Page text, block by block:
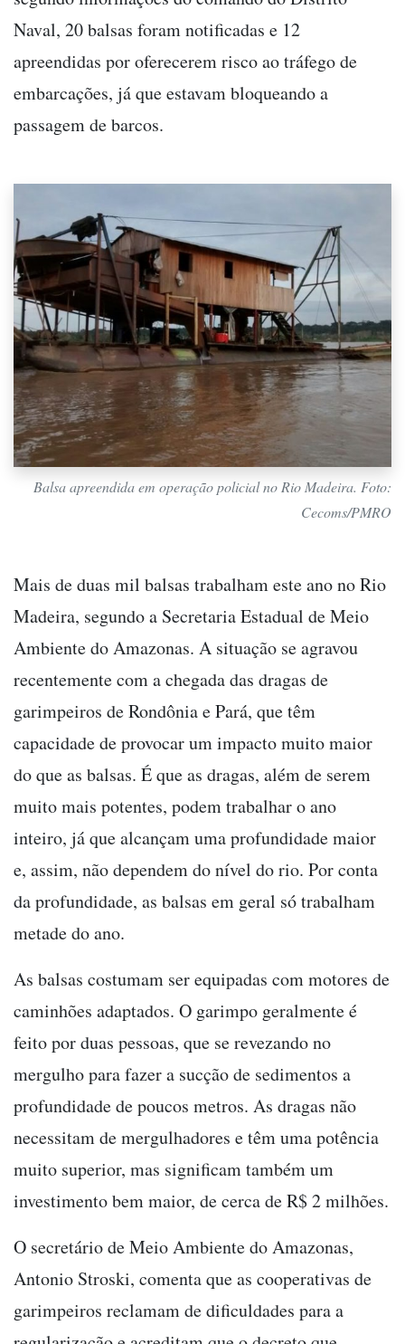
Naval, 20 balsas foram notificadas e 12
apreendidas por oferecerem risco ao tráfego de
embarcações, já que estavam bloqueando a
passagem de barcos.
Balsa apreendida em operação policial no Rio Madeira. Foto:
Cecoms/PMRO
Mais de duas mil balsas trabalham este ano no Rio
Madeira, segundo a Secretaria Estadual de Meio
Ambiente do Amazonas. A situação se agravou
recentemente com a chegada das dragas de
garimpeiros de Rondônia e Pará, que têm
capacidade de provocar um impacto muito maior
do que as balsas. É que as dragas, além de serem
muito mais potentes, podem trabalhar o ano
inteiro, já que alcançam uma profundidade maior
e, assim, não dependem do nível do rio. Por conta
da profundidade, as balsas em geral só trabalham
metade do ano.
As balsas costumam ser equipadas com motores de
caminhões adaptados. O garimpo geralmente é
feito por duas pessoas, que se revezando no
mergulho para fazer a sucção de sedimentos a
profundidade de poucos metros. As dragas não
necessitam de mergulhadores e têm uma potência
muito superior, mas significam também um
investimento bem maior, de cerca de R$ 2 milhões.
O secretário de Meio Ambiente do Amazonas,
Antonio Stroski, comenta que as cooperativas de
garimpeiros reclamam de dificuldades para a